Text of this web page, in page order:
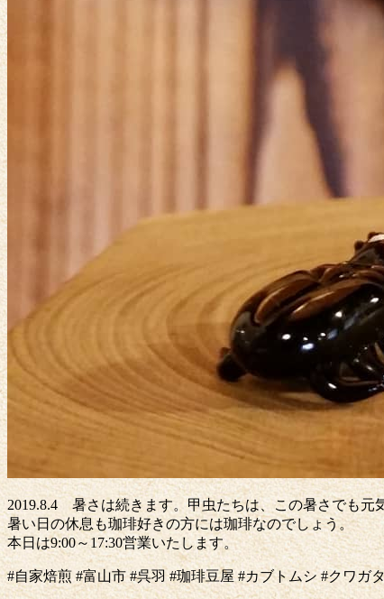
2019.8.4 暑さは続きます。甲虫たちは、この暑さでも元
暑い日の休息も珈琲好きの方には珈琲なのでしょう。
本日は9:00～17:30営業いたします。
#自家焙煎 #富山市 #呉羽 #珈琲豆屋 #カブトムシ #クワガ